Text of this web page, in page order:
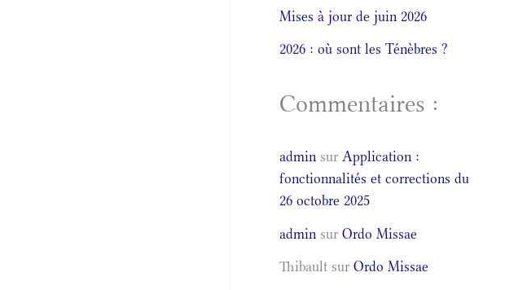
Mises à jour de juin 2026
2026 : où sont les Ténèbres ?
Commentaires :
admin surApplication :
fonctionnalités et corrections du
26 octobre 2025
admin surOrdo Missae
Thibault surOrdo Missae